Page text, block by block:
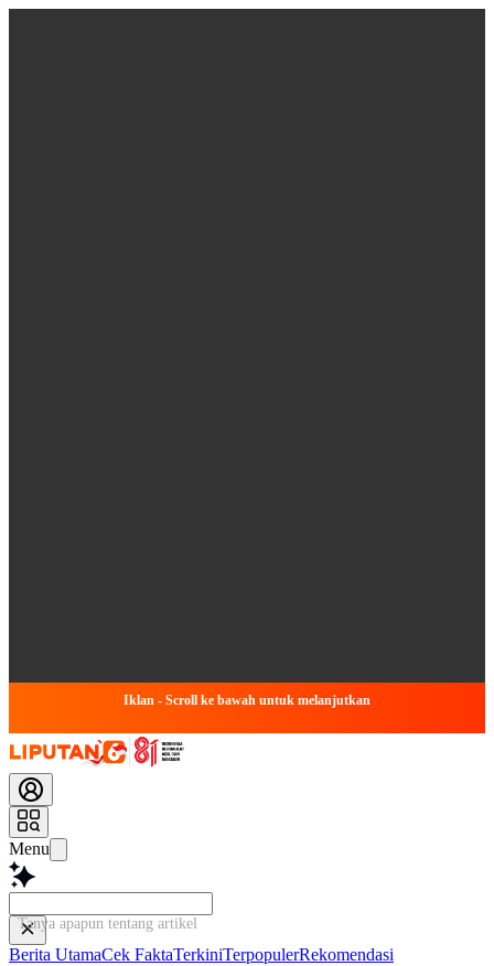
Iklan - Scroll ke bawah untuk melanjutkan
Menu
Tanya apapun tentang artikel ini...
Berita UtamaCek FaktaTerkiniTerpopulerRekomendasi